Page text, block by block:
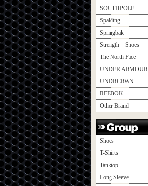
SOUTHPOLE
Spalding
Springbak
Strength Shoes
The North Face
UNDER ARMOUR
UNDRCRWN
REEBOK
Other Brand
Shoes
T-Shirts
Tanktop
Long Sleeve